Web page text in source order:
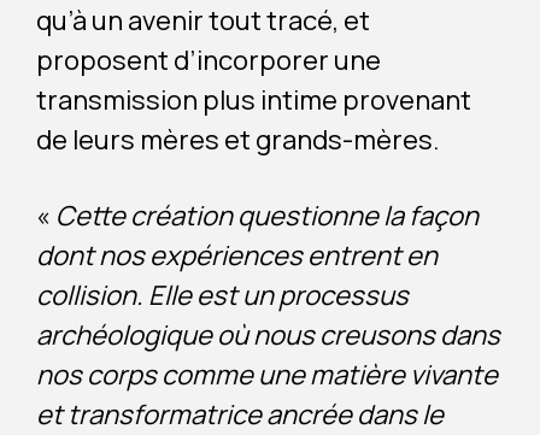
qu’à un avenir tout tracé, et
proposent d’incorporer une
transmission plus intime provenant
de leurs mères et grands-mères.
« Cette création questionne la façon
dont nos expériences entrent en
collision. Elle est un processus
archéologique où nous creusons dans
nos corps comme une matière vivante
et transformatrice ancrée dans le